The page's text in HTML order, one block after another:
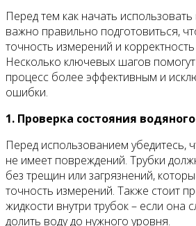
Перед тем как начать
важно правильно подготовиться,
точность измерений и
Несколько ключевых шагов
процесс более эффективным и
ошибки.
1. Проверка состояния
Перед использованием убедитесь,
не имеет повреждений. Трубки
без трещин или загрязнений,
точность измерений. Также стоит
жидкости внутри трубок – если она
долить воду до нужного уровня.